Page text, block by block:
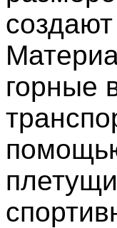
горные